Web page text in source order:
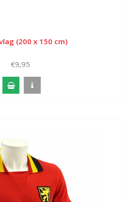
(200 x 150 cm)
€9,95